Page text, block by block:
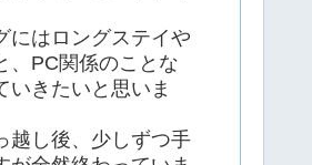
にはロングステイや
、PC関係のことな
いきたいと思いま
越し後、少しずつ手